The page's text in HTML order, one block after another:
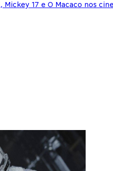
17 e O Macaco nos